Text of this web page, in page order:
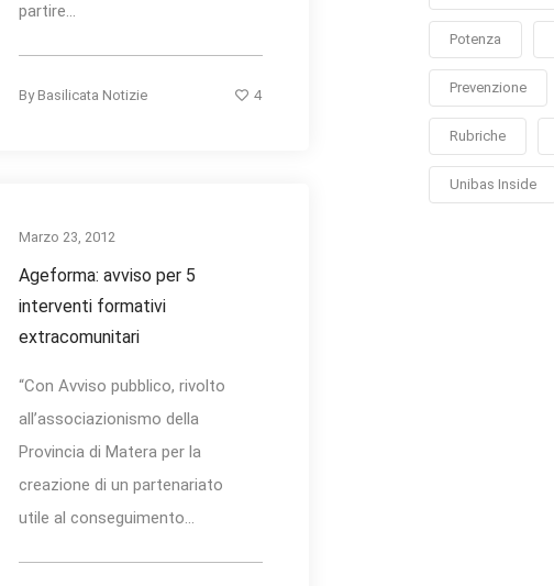
partire...
By Basilicata Notizie 4
Marzo 23, 2012
Ageforma: avviso per 5
interventi formativi
extracomunitari
“Con Avviso pubblico, rivolto
all’associazionismo della
Provincia di Matera per la
creazione di un partenariato
utile al conseguimento...
Potenza
Prevenzione
Rubriche
Unibas Inside